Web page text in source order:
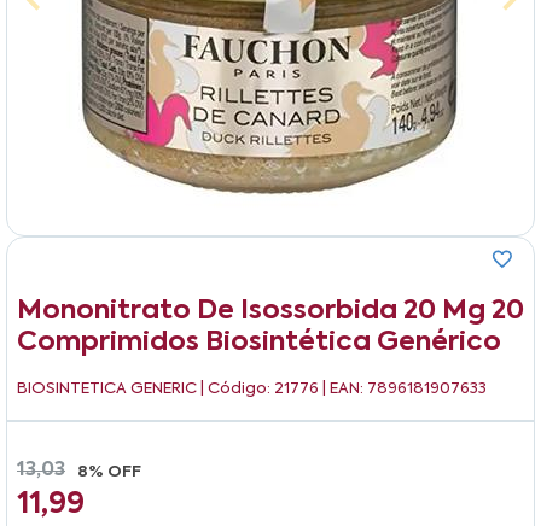
Mononitrato De Isossorbida 20 Mg 20
Comprimidos Biosintética Genérico
BIOSINTETICA GENERIC | Código: 21776 | EAN: 7896181907633
13,03 8% OFF
11,99